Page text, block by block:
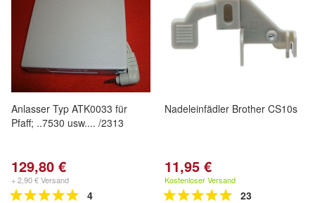
Anlasser Typ ATK0033 für
Pfaff; ..7530 usw.... /2313
129,80 €
+ 2,90 € Versand
4
Nadeleinfädler Brother CS10s
11,95 €
Kostenloser Versand
23